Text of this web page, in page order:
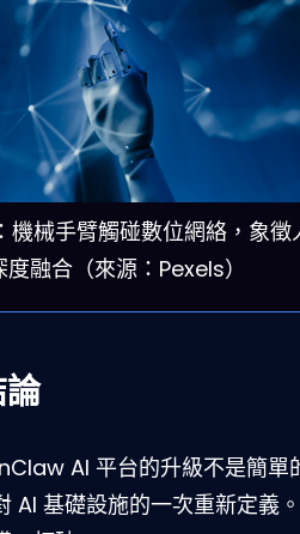
機械手臂觸碰數位網絡，象徵
融合（來源：Pexels）
AI 平台的升級不是簡單
AI 基礎設施的一次重新定義